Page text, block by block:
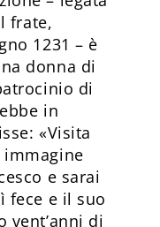
frate,
1231 – è
donna di
di
in
«Visita
e sarai
fece e il suo
vent’anni di